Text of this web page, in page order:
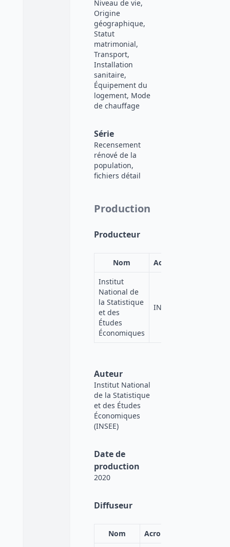
Niveau de vie,
Origine
géographique,
Statut
matrimonial,
Transport,
Installation
sanitaire,
Équipement du
logement, Mode
de chauffage
Série
Recensement
rénové de la
population,
fichiers détail
Production
Producteur
Nom
Acronyme
Institut
National de
la Statistique
et des
Études
Économiques
INSEE
Auteur
Institut National
de la Statistique
et des Études
Économiques
(INSEE)
Date de
production
2020
Diffuseur
Nom Acronyme